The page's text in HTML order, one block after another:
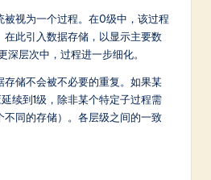
被视为一个过程。在0级中，该过程
在此引入数据存储，以显示主要数
深层次中，过程进一步细化。
存储不会被不必要的重复。如果某
续到1级，除非某个特定子过程需
不同的存储）。各层级之间的一致